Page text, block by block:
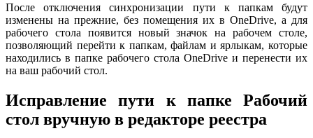
После отключения синхронизации пути к папкам будут
изменены на прежние, без помещения их в OneDrive, а для
рабочего стола появится новый значок на рабочем столе,
позволяющий перейти к папкам, файлам и ярлыкам, которые
находились в папке рабочего стола OneDrive и перенести их
на ваш рабочий стол.
Исправление пути к папке Рабочий
стол вручную в редакторе реестра